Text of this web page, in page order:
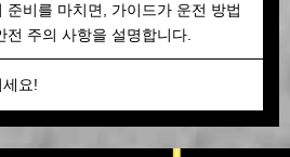
준비를 마치면, 가이드가 운전 방법
전 주의 사항을 설명합니다.
요!